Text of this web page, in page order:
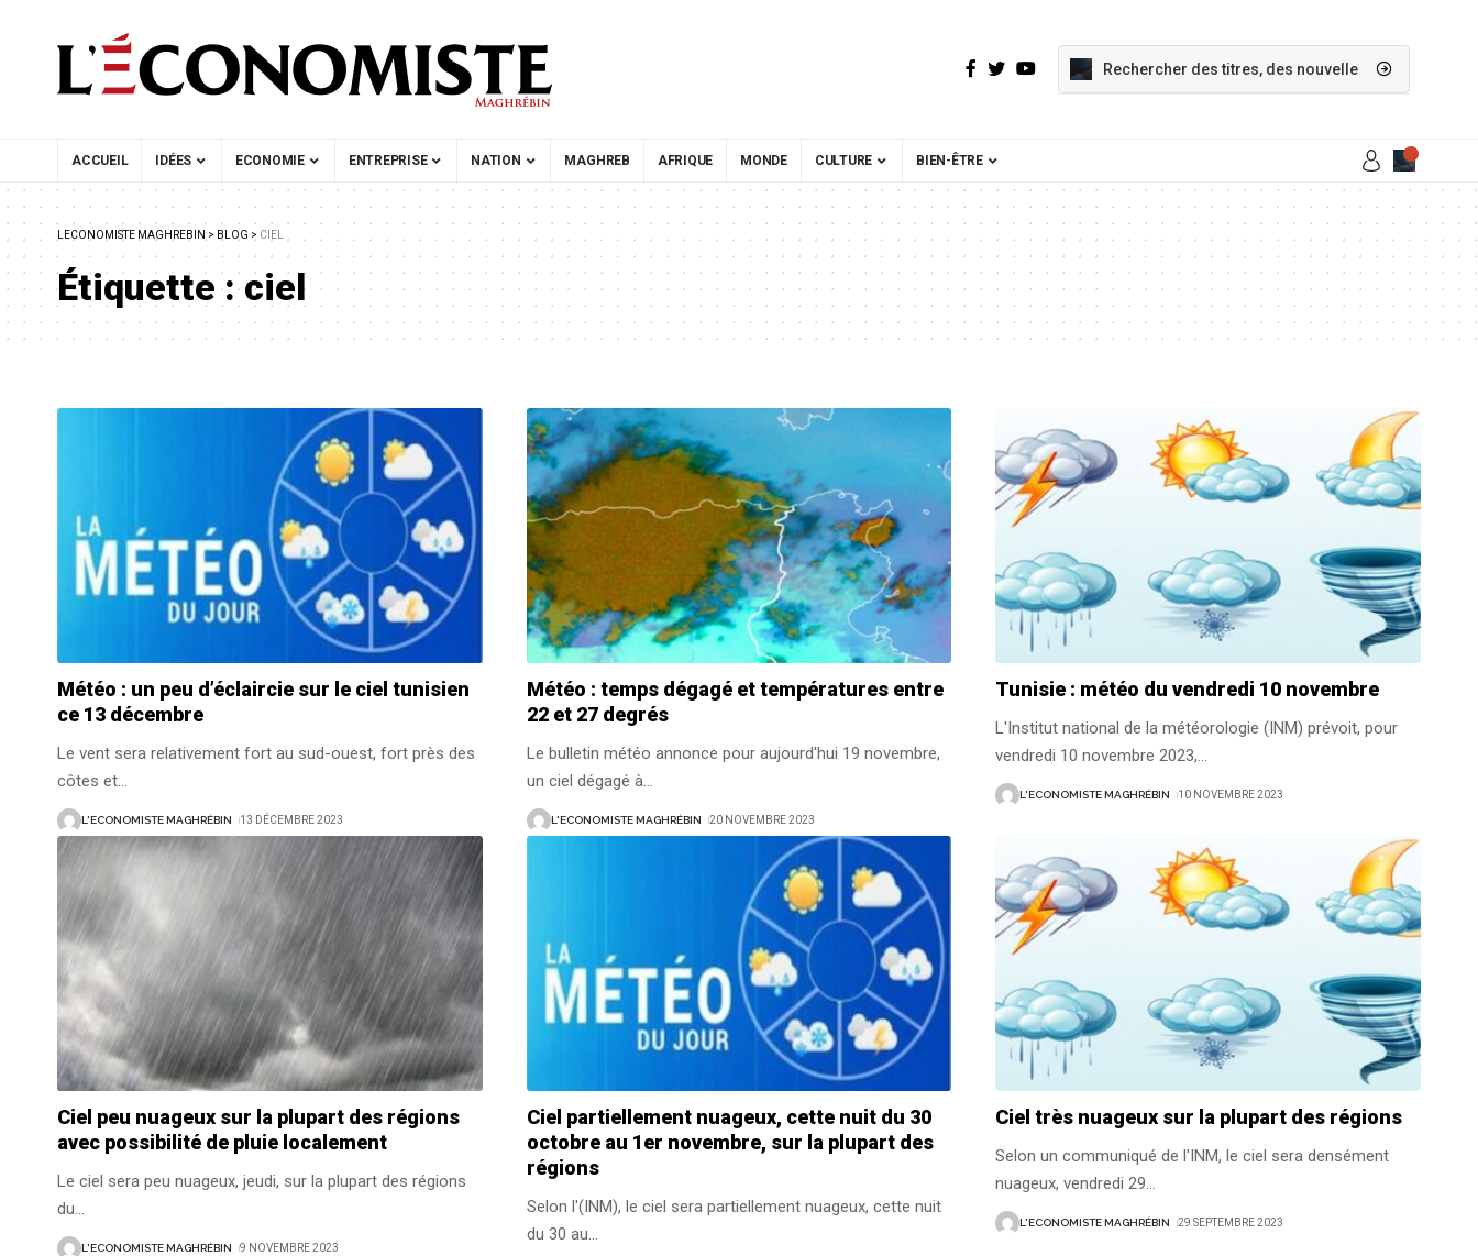
ACCUEIL IDÉES ECONOMIE ENTREPRISE NATION MAGHREB AFRIQUE MONDE CULTURE BIEN-ÊTRE
LECONOMISTE MAGHREBIN > BLOG > CIEL
Étiquette :ciel
Météo : un peu d’éclaircie sur le ciel tunisien
ce 13 décembre
Le vent sera relativement fort au sud-ouest, fort près des
côtes et…
L'ECONOMISTE MAGHRÉBIN 13 DÉCEMBRE 2023
Météo : temps dégagé et températures entre
22 et 27 degrés
Le bulletin météo annonce pour aujourd'hui 19 novembre,
un ciel dégagé à…
L'ECONOMISTE MAGHRÉBIN 20 NOVEMBRE 2023
Tunisie : météo du vendredi 10 novembre
L'Institut national de la météorologie (INM) prévoit, pour
vendredi 10 novembre 2023,…
L'ECONOMISTE MAGHRÉBIN 10 NOVEMBRE 2023
Ciel peu nuageux sur la plupart des régions
avec possibilité de pluie localement
Le ciel sera peu nuageux, jeudi, sur la plupart des régions
du…
L'ECONOMISTE MAGHRÉBIN 9 NOVEMBRE 2023
Ciel partiellement nuageux, cette nuit du 30
octobre au 1er novembre, sur la plupart des
régions
Selon l'(INM), le ciel sera partiellement nuageux, cette nuit
du 30 au…
Ciel très nuageux sur la plupart des régions
Selon un communiqué de l'INM, le ciel sera densément
nuageux, vendredi 29…
L'ECONOMISTE MAGHRÉBIN 29 SEPTEMBRE 2023